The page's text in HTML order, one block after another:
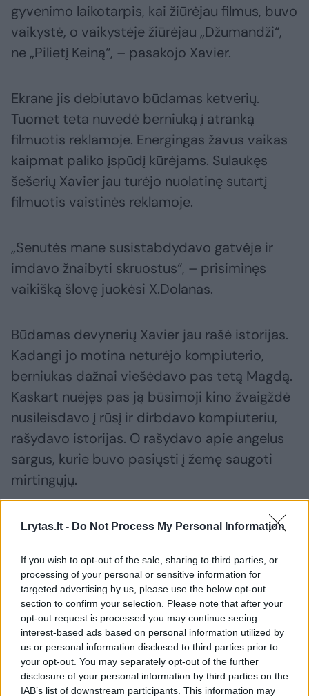
Lrytas.lt - Do Not Process My Personal Information
If you wish to opt-out of the sale, sharing to third parties, or
processing of your personal or sensitive information for
targeted advertising by us, please use the below opt-out
section to confirm your selection. Please note that after your
opt-out request is processed you may continue seeing
interest-based ads based on personal information utilized by
us or personal information disclosed to third parties prior to
your opt-out. You may separately opt-out of the further
disclosure of your personal information by third parties on the
IAB’s list of downstream participants. This information may
gyvenimo laikotarpis, kai žiūrėjau filmus, buvo
vaikystė, o vaikystėje žiūrėjau „Džumandži“,
ne „Pilietį Keiną“, – pasakojo Xavier.
Ekrane jis debiutavo būdamas ketverių.
Tuomet teta nuvedė berniuką į atranką
filmuotis reklamoje. Energingas žavus vaikas
kaipmat paliko įspūdį kūrėjams. Sulaukęs
šešerių Xavier jau turėjo nuolatinę sutartį
filmuotis vaistinės reklamoje.
„Senutės mane susistabdydavo gatvėje ir
imdavo žnaibyti skruostus“, – prisiminęs
vaikišką šlovę juokėsi X.Dolanas.
Būdamas devynerių Xavier jau rašė istorijas.
Kadangi jo motina neturėjo kompiuterio,
berniukas dažnai viešėdavo pas tetą Magdą.
Kaskart nuėjęs pas ją būsimoji kino žvaigždė
nusileisdavo į rūsį ir dirbdavo kompiuteriu,
rašydavo istorijas. O rašydavo apie angelus
sargus, kurie buvo pasiųsti į žemę saugoti
mirtingųjų.
X.Dolanas neslepia – jis buvo piktas ir
nuomone, buvo būdas išlieti tulžį. Nepaisant
to, istorijų vingiai Xavier galvoje kildavo ne iš
pykčio, bet iš noro apginti aplinkinius. Už
širdies griebiančios istorijos visada traukė
X.Dolaną, tad nenuostabu, jog
mėgstamiausias jo filmas – „Titanikas“.